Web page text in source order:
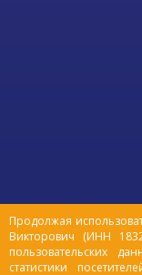
Продолжая
Викторович (ИНН
пользовательских
статистики